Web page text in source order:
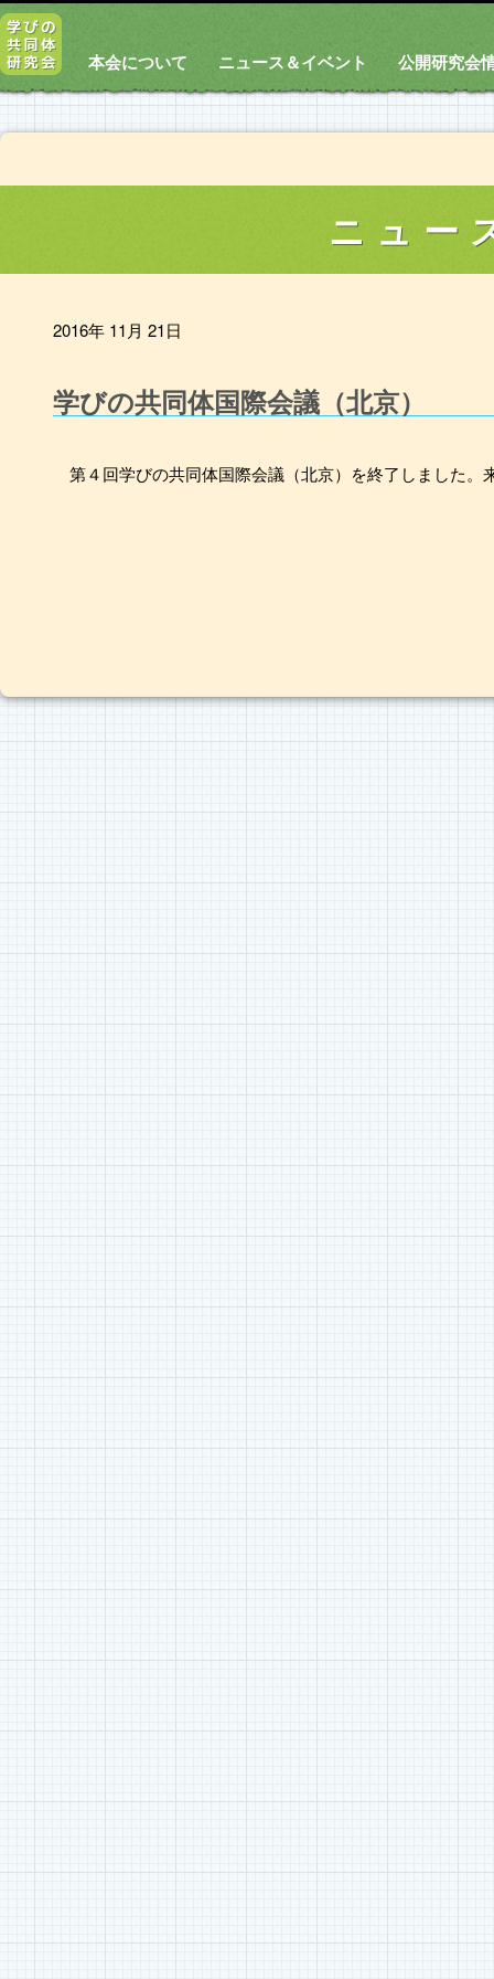
本会について ニュース＆イベント 公開研究会
ニュー
2016年 11月 21日
学びの共同体国際会議（北京）
第４回学びの共同体国際会議（北京）を終了しました。